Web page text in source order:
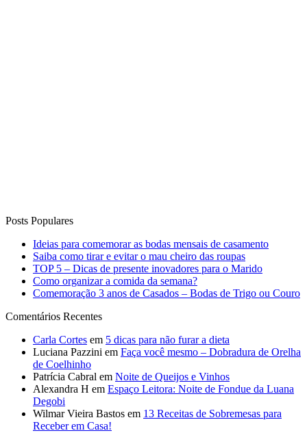
Posts Populares
Ideias para comemorar as bodas mensais de casamento
Saiba como tirar e evitar o mau cheiro das roupas
TOP 5 – Dicas de presente inovadores para o Marido
Como organizar a comida da semana?
Comemoração 3 anos de Casados – Bodas de Trigo ou Couro
Comentários Recentes
Carla Cortes em 5 dicas para não furar a dieta
Luciana Pazzini em Faça você mesmo – Dobradura de Orelha
de Coelhinho
Patrícia Cabral em Noite de Queijos e Vinhos
Alexandra H em Espaço Leitora: Noite de Fondue da Luana
Degobi
Wilmar Vieira Bastos em 13 Receitas de Sobremesas para
Receber em Casa!